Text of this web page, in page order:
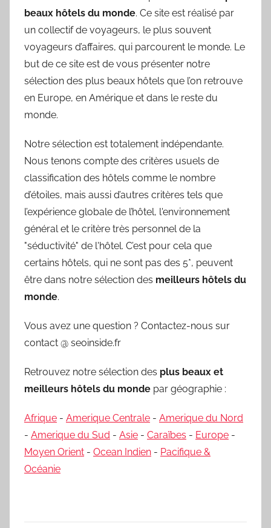
beaux hôtels du monde. Ce site est réalisé par
un collectif de voyageurs, le plus souvent
voyageurs d’affaires, qui parcourent le monde. Le
but de ce site est de vous présenter notre
sélection des plus beaux hôtels que l’on retrouve
en Europe, en Amérique et dans le reste du
monde.
Notre sélection est totalement indépendante.
Nous tenons compte des critères usuels de
classification des hôtels comme le nombre
d’étoiles, mais aussi d’autres critères tels que
l’expérience globale de l’hôtel, l'environnement
général et le critère très personnel de la
"séductivité" de l'hôtel. C’est pour cela que
certains hôtels, qui ne sont pas des 5*, peuvent
être dans notre sélection des meilleurs hôtels du
monde.
Vous avez une question ? Contactez-nous sur
contact @ seoinside.fr
Retrouvez notre sélection des plus beaux et
meilleurs hôtels du monde par géographie :
Afrique - Amerique Centrale - Amerique du Nord
- Amerique du Sud - Asie - Caraïbes - Europe -
Moyen Orient - Ocean Indien - Pacifique &
Océanie